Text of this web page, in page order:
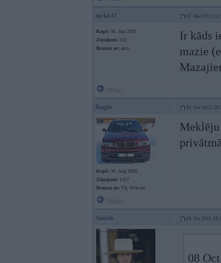
nick147 07. Mar 2012,
Kopš: 30. Jun 2005
Ziņojumi: 242
Braucu ar: auto
Ir kāds
mazie
Bagio 05. Dec 2012,
Kopš: 30. Aug 2005
Ziņojumi: 1427
Braucu ar: V8, 954ccm
Amish 08. Oct 2016,
08